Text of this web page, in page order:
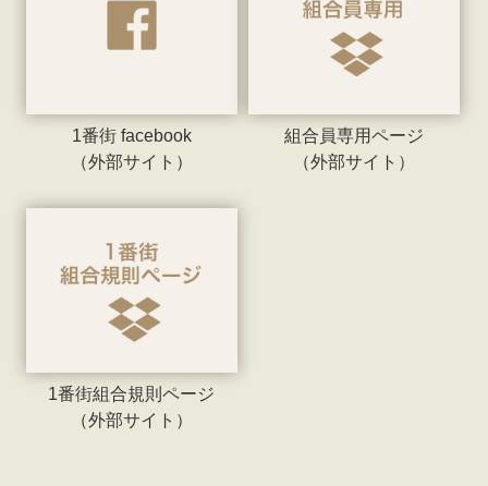
1番街 facebook
（外部サイト）
組合員専用ページ
（外部サイト）
1番街組合規則ページ
（外部サイト）